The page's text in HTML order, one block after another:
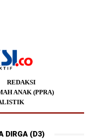
REDAKSI
ANAK (PPRA)
DIRGA (D3)